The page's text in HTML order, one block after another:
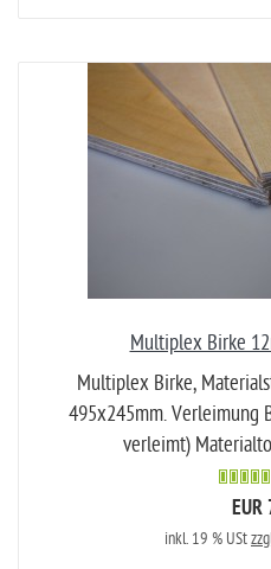
Multiplex Birke
Multiplex Birke,
495x245mm. Verleimung
verleimt)
EUR
inkl. 19 % USt